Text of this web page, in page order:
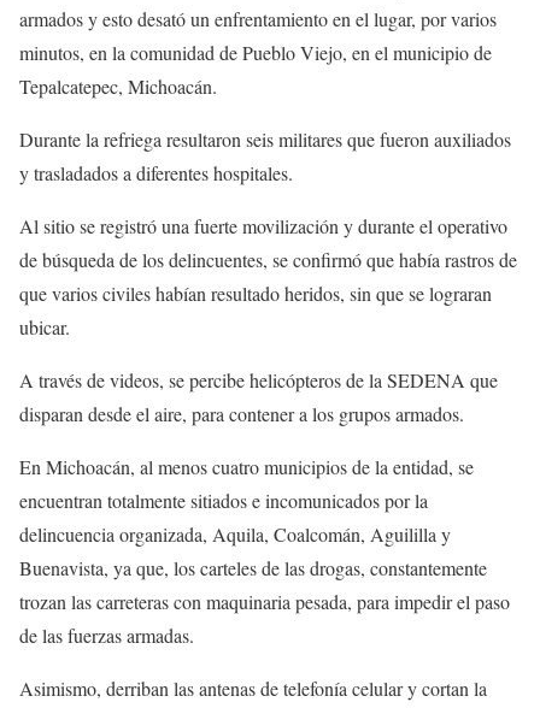
armados y esto desató un enfrentamiento en el lugar, por varios
minutos, en la comunidad de Pueblo Viejo, en el municipio de
Tepalcatepec, Michoacán.
Durante la refriega resultaron seis militares que fueron auxiliados
y trasladados a diferentes hospitales.
Al sitio se registró una fuerte movilización y durante el operativo
de búsqueda de los delincuentes, se confirmó que había rastros de
que varios civiles habían resultado heridos, sin que se lograran
ubicar.
A través de videos, se percibe helicópteros de la SEDENA que
disparan desde el aire, para contener a los grupos armados.
En Michoacán, al menos cuatro municipios de la entidad, se
encuentran totalmente sitiados e incomunicados por la
delincuencia organizada, Aquila, Coalcomán, Aguililla y
Buenavista, ya que, los carteles de las drogas, constantemente
trozan las carreteras con maquinaria pesada, para impedir el paso
de las fuerzas armadas.
Asimismo, derriban las antenas de telefonía celular y cortan la